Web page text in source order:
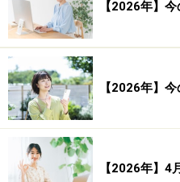
トレンドラインとは
トレンドライン分析を行う
引きます。トレンドライ
とで引くことができる線の
トレンドライン
【2026年】
【2026年】
【2026年】4